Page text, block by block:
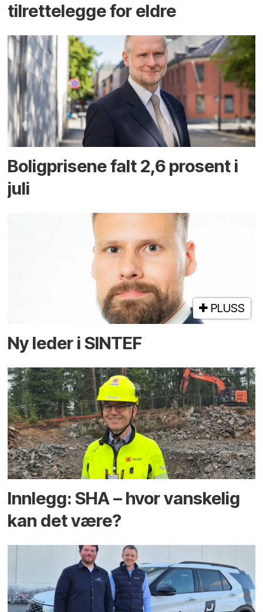
tilrettelegge for eldre
Boligprisene falt 2,6 prosent i
juli
PLUSS
Ny leder i SINTEF
Innlegg: SHA – hvor vanskelig
kan det være?